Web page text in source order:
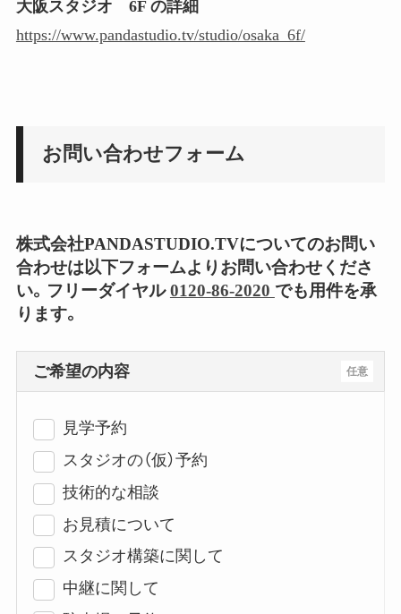
大阪スタジオ 6F の詳細
https://www.pandastudio.tv/studio/osaka_6f/
お問い合わせフォーム
株式会社PANDASTUDIO.TVについてのお問い
合わせは以下フォームよりお問い合わせくださ
い。フリーダイヤル0120-86-2020 でも用件を承
ります。
任意
ご希望の内容
見学予約
スタジオの（仮）予約
技術的な相談
お見積について
スタジオ構築に関して
中継に関して